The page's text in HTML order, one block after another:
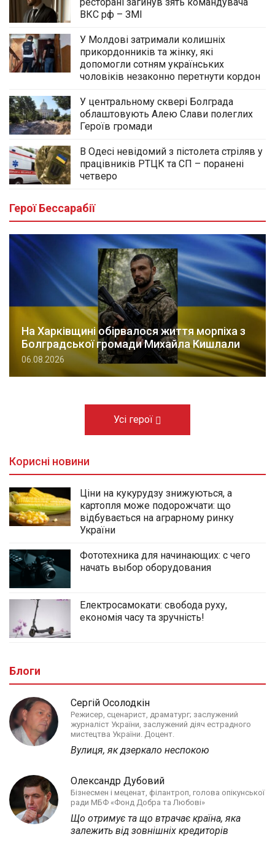
ВКС рф – ЗМІ
У Молдові затримали колишніх
прикордонників та жінку, які
допомогли сотням українських
чоловіків незаконно перетнути кордон
У центральному сквері Болграда
облаштовують Алею Слави полеглих
Героїв громади
В Одесі невідомий з пістолета стріляв у
працівників РТЦК та СП – поранені
четверо
Герої Бессарабії
На Харківщині обірвалося життя морпіха з
Болградської громади Михайла Кишлали
06.08.2026
Усі герої
Корисні новини
Ціни на кукурудзу знижуються, а
картопля може подорожчати: що
відбувається на аграрному ринку
України
Фототехника для начинающих: с чего
начать выбор оборудования
Електросамокати: свобода руху,
економія часу та зручність!
Блоги
Сергій Осолодкін
Режисер, сценарист, драматург; заслужений
журналіст України, заслужений діяч естрадного
мистецтва України. Доцент.
Вулиця, як дзеркало неспокою
Олександр Дубовий
Бізнесмен і меценат, філантроп, голова опікунської
ради МБФ «Фонд Добра та Любові»
Що отримує та що втрачає країна, яка
залежить від зовнішніх кредиторів